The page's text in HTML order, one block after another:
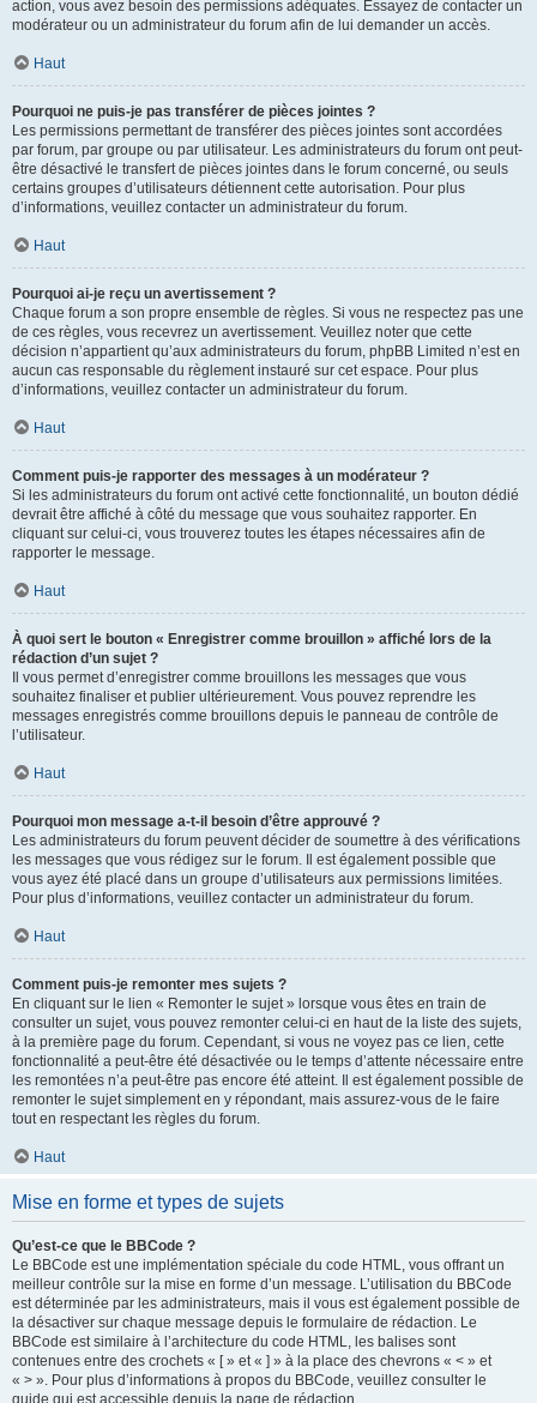
action, vous avez besoin des permissions adéquates. Essayez de contacter un
modérateur ou un administrateur du forum afin de lui demander un accès.
Haut
Pourquoi ne puis-je pas transférer de pièces jointes ?
Les permissions permettant de transférer des pièces jointes sont accordées
par forum, par groupe ou par utilisateur. Les administrateurs du forum ont peut-
être désactivé le transfert de pièces jointes dans le forum concerné, ou seuls
certains groupes d’utilisateurs détiennent cette autorisation. Pour plus
d’informations, veuillez contacter un administrateur du forum.
Haut
Pourquoi ai-je reçu un avertissement ?
Chaque forum a son propre ensemble de règles. Si vous ne respectez pas une
de ces règles, vous recevrez un avertissement. Veuillez noter que cette
décision n’appartient qu’aux administrateurs du forum, phpBB Limited n’est en
aucun cas responsable du règlement instauré sur cet espace. Pour plus
d’informations, veuillez contacter un administrateur du forum.
Haut
Comment puis-je rapporter des messages à un modérateur ?
Si les administrateurs du forum ont activé cette fonctionnalité, un bouton dédié
devrait être affiché à côté du message que vous souhaitez rapporter. En
cliquant sur celui-ci, vous trouverez toutes les étapes nécessaires afin de
rapporter le message.
Haut
À quoi sert le bouton « Enregistrer comme brouillon » affiché lors de la
rédaction d’un sujet ?
Il vous permet d’enregistrer comme brouillons les messages que vous
souhaitez finaliser et publier ultérieurement. Vous pouvez reprendre les
messages enregistrés comme brouillons depuis le panneau de contrôle de
l’utilisateur.
Haut
Pourquoi mon message a-t-il besoin d’être approuvé ?
Les administrateurs du forum peuvent décider de soumettre à des vérifications
les messages que vous rédigez sur le forum. Il est également possible que
vous ayez été placé dans un groupe d’utilisateurs aux permissions limitées.
Pour plus d’informations, veuillez contacter un administrateur du forum.
Haut
Comment puis-je remonter mes sujets ?
En cliquant sur le lien « Remonter le sujet » lorsque vous êtes en train de
consulter un sujet, vous pouvez remonter celui-ci en haut de la liste des sujets,
à la première page du forum. Cependant, si vous ne voyez pas ce lien, cette
fonctionnalité a peut-être été désactivée ou le temps d’attente nécessaire entre
les remontées n’a peut-être pas encore été atteint. Il est également possible de
remonter le sujet simplement en y répondant, mais assurez-vous de le faire
tout en respectant les règles du forum.
Haut
Mise en forme et types de sujets
Qu’est-ce que le BBCode ?
Le BBCode est une implémentation spéciale du code HTML, vous offrant un
meilleur contrôle sur la mise en forme d’un message. L’utilisation du BBCode
est déterminée par les administrateurs, mais il vous est également possible de
la désactiver sur chaque message depuis le formulaire de rédaction. Le
BBCode est similaire à l’architecture du code HTML, les balises sont
contenues entre des crochets « [ » et « ] » à la place des chevrons « < » et
« > ». Pour plus d’informations à propos du BBCode, veuillez consulter le
guide qui est accessible depuis la page de rédaction.